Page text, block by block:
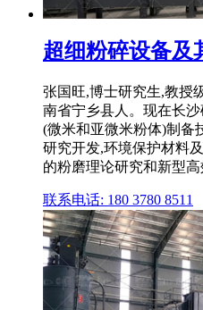
超细粉碎设备及
张国旺,博士研究生,教授
南省宁乡县人。现在长
(微米和亚微米粉体)制备
研究开发,环境保护材料
的粉磨理论研究和新型
联系电话: 180 3780 8511